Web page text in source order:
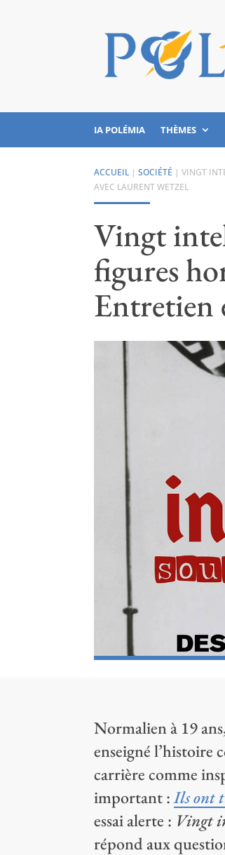
IA POLÉMIA THÈMES
ACCUEIL |SOCIÉTÉ |VINGT
AVEC LAURENT WETZEL
Vingt
figures
Entretien
Normalien à 19
enseigné l’histoire
carrière comme
important :Ils ont
essai alerte : Vingt
répond aux